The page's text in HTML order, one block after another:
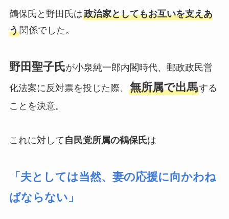
鶴保氏と野田氏は政治家としてもお互いを支えあ
う関係でした。
野田聖子氏が小泉純一郎内閣時代、郵政政民営
化法案に反対票を投じた際、 無所属で出馬する
ことを決意。
これに対して 自民党所属の鶴保氏は
「夫としては当然、妻の応援に向かわね
ばならない」